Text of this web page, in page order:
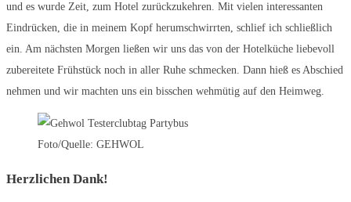
und es wurde Zeit, zum Hotel zurückzukehren. Mit vielen interessanten
Eindrücken, die in meinem Kopf herumschwirrten, schlief ich schließlich
ein. Am nächsten Morgen ließen wir uns das von der Hotelküche liebevoll
zubereitete Frühstück noch in aller Ruhe schmecken. Dann hieß es Abschied
nehmen und wir machten uns ein bisschen wehmütig auf den Heimweg.
Foto/Quelle: GEHWOL
Herzlichen Dank!